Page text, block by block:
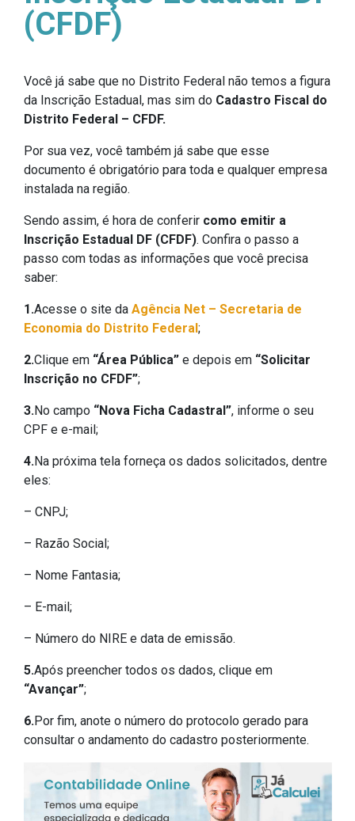
(CFDF)
Você já sabe que no Distrito Federal não temos a figura
da Inscrição Estadual, mas sim do Cadastro Fiscal do
Distrito Federal – CFDF.
Por sua vez, você também já sabe que esse
documento é obrigatório para toda e qualquer empresa
instalada na região.
Sendo assim, é hora de conferir como emitir a
Inscrição Estadual DF (CFDF). Confira o passo a
passo com todas as informações que você precisa
saber:
1.Acesse o site da Agência Net – Secretaria de
Economia do Distrito Federal;
2.Clique em “Área Pública” e depois em “Solicitar
Inscrição no CFDF”;
3.No campo “Nova Ficha Cadastral”, informe o seu
CPF e e-mail;
4.Na próxima tela forneça os dados solicitados, dentre
eles:
– CNPJ;
– Razão Social;
– Nome Fantasia;
– E-mail;
– Número do NIRE e data de emissão.
5.Após preencher todos os dados, clique em
“Avançar”;
6.Por fim, anote o número do protocolo gerado para
consultar o andamento do cadastro posteriormente.